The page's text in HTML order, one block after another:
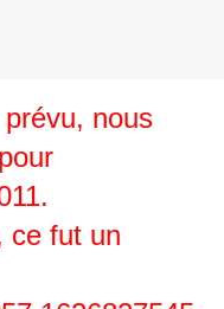
nous
ce fut un